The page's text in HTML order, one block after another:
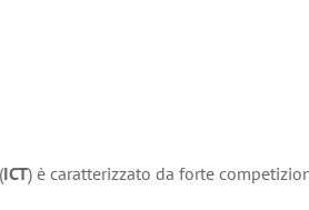
ICT) è caratterizzato da forte